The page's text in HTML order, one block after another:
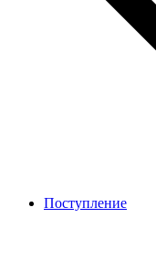
Поступление